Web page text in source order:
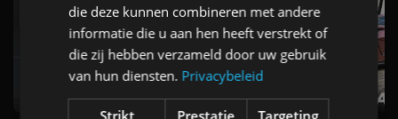
die deze kunnen combineren met andere
informatie die u aan hen heeft verstrekt of
die zij hebben verzameld door uw gebruik
van hun diensten. Privacybeleid
Strikt Prestatie Targeting